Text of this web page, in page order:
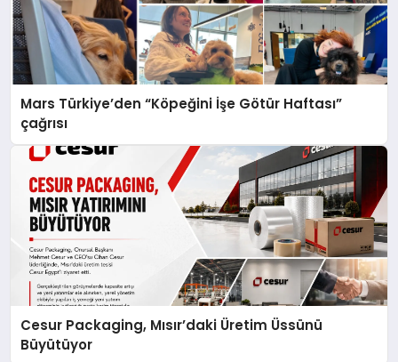
Mars Türkiye’den “Köpeğini İşe Götür Haftası”
çağrısı
Cesur Packaging, Mısır’daki Üretim Üssünü
Büyütüyor